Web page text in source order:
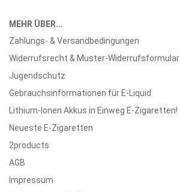
MEHR ÜBER...
Zahlungs- & Versandbedingungen
Widerrufsrecht & Muster-Widerrufsformular
Jugendschutz
Gebrauchsinformationen für E-Liquid
Lithium-Ionen Akkus in Einweg E-Zigaretten!
Neueste E-Zigaretten
2products
AGB
Impressum